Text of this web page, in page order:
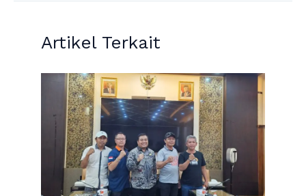
Artikel Terkait